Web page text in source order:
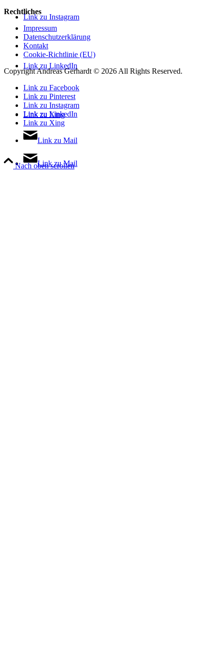
Link zu Instagram
Link zu LinkedIn
Link zu Xing
Link zu Mail
Rechtliches
Impressum
Datenschutzerklärung
Kontakt
Cookie-Richtlinie (EU)
Copyright Andreas Gerhardt © 2026 All Rights Reserved.
Link zu Facebook
Link zu Pinterest
Link zu Instagram
Link zu LinkedIn
Link zu Xing
Link zu Mail
Nach oben scrollen